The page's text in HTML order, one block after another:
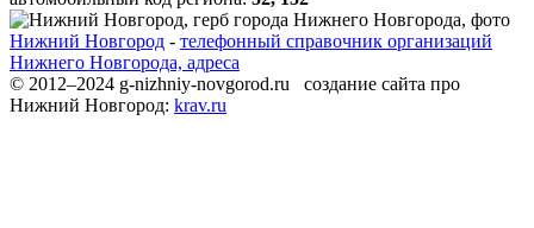
Нижний Новгород - телефонный справочник организаций
Нижнего Новгорода, адреса
© 2012–2024 g-nizhniy-novgorod.ru создание сайта про
Нижний Новгород: krav.ru